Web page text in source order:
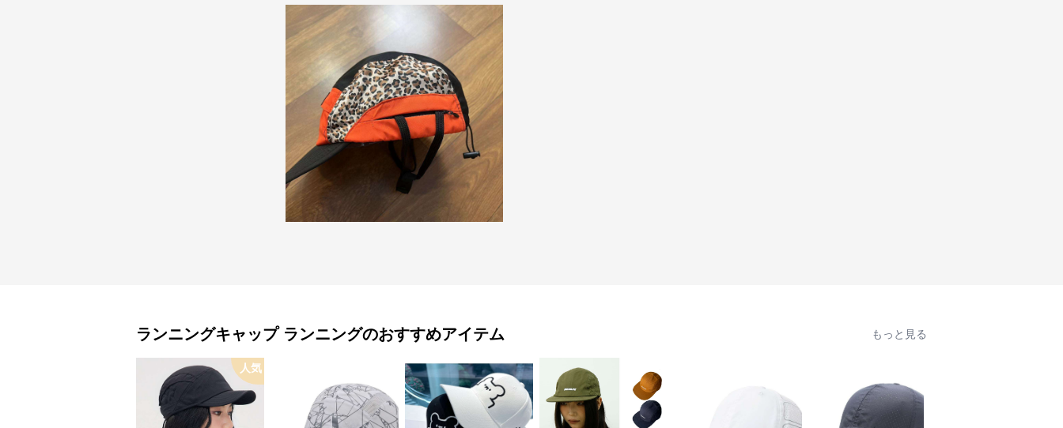
ランニングキャップ ランニングのおすすめアイテム もっと見る
人気